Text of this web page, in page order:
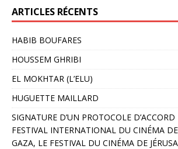
ARTICLES RÉCENTS
HABIB BOUFARES
HOUSSEM GHRIBI
EL MOKHTAR (L’ELU)
HUGUETTE MAILLARD
SIGNATURE D’UN PROTOCOLE
FESTIVAL INTERNATIONAL DU CINÉMA
GAZA, LE FESTIVAL DU CINÉMA DE